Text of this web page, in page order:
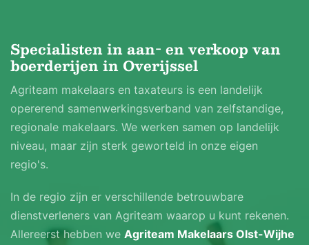
VARKENSSTAL 2
Type: Vleesvarkensstal
Afmeting: Ca. 30 m x 28 m = 840 m2
Specialisten in aan- en verkoop van
boerderijen in Overijssel
Agriteam makelaars en taxateurs is een landelijk
opererend samenwerkingsverband van zelfstandige,
regionale makelaars. We werken samen op landelijk
niveau, maar zijn sterk geworteld in onze eigen
regio's.
In de regio zijn er verschillende betrouwbare
dienstverleners van Agriteam waarop u kunt rekenen.
Allereerst hebben we Agriteam Makelaars Olst-Wijhe